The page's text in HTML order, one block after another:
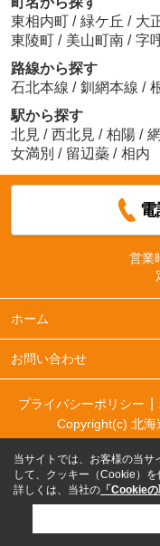
東相内町 / 緑ケ丘 / 大
東陵町 / 美山町南 / 字
路線から探す
石北本線 / 釧網本線 /
駅から探す
北見 / 西北見 / 柏陽 /
女満別 / 留辺蘂 / 相内
営業
ホーム
お問い合わせ
プライバシーポリシー
Copyright(c) 北海
当サイトでは、お客様の当サ
して、クッキー（Cookie）を
詳しくは、当社の 「Cookie